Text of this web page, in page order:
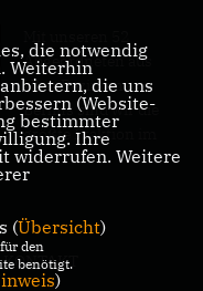
Abgeordneten aus
allen Bezirken
Berlins sind wir die
größte Fraktion im
KONTAKT
die notwendig
Weiterhin
die uns
(Website-
bestimmter
Ihre
widerrufen. Weitere
(Übersicht)
den
benötigt.
)